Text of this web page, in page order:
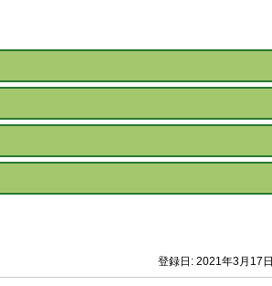
登録日: 2021年3月17日